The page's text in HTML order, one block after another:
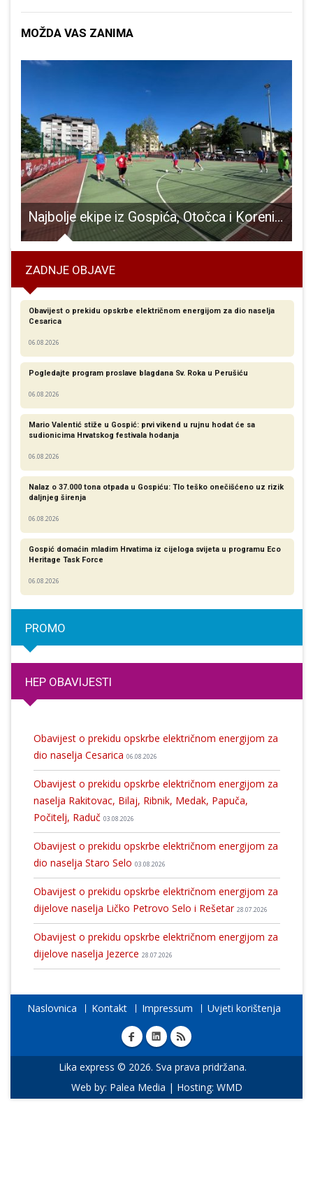
MOŽDA VAS ZANIMA
Najbolje ekipe iz Gospića, Otočca i Korenice izborile županijsku završnicu Coca-Cola Cup-a
ZADNJE OBJAVE
Obavijest o prekidu opskrbe električnom energijom za dio naselja
Cesarica
06.08.2026
Pogledajte program proslave blagdana Sv. Roka u Perušiću
06.08.2026
Mario Valentić stiže u Gospić: prvi vikend u rujnu hodat će sa
sudionicima Hrvatskog festivala hodanja
06.08.2026
Nalaz o 37.000 tona otpada u Gospiću: Tlo teško onečišćeno uz rizik
daljnjeg širenja
06.08.2026
Gospić domaćin mladim Hrvatima iz cijeloga svijeta u programu Eco
Heritage Task Force
06.08.2026
PROMO
HEP OBAVIJESTI
Obavijest o prekidu opskrbe električnom energijom za
dio naselja Cesarica 06.08.2026
Obavijest o prekidu opskrbe električnom energijom za
naselja Rakitovac, Bilaj, Ribnik, Medak, Papuča,
Počitelj, Raduč 03.08.2026
Obavijest o prekidu opskrbe električnom energijom za
dio naselja Staro Selo 03.08.2026
Obavijest o prekidu opskrbe električnom energijom za
dijelove naselja Ličko Petrovo Selo i Rešetar 28.07.2026
Obavijest o prekidu opskrbe električnom energijom za
dijelove naselja Jezerce 28.07.2026
Naslovnica Kontakt Impressum Uvjeti korištenja
Lika express © 2026. Sva prava pridržana.
Web by: Palea Media | Hosting: WMD